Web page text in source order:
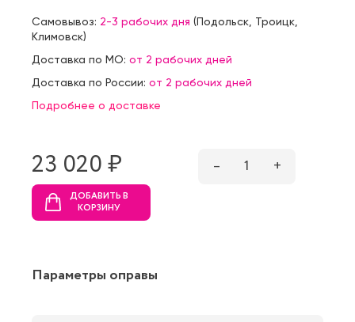
Самовывоз: 2-3 рабочих дня (Подольск Троицк
Климовск)
Доставка по МО: от 2 рабочих дней
Доставка по России: от 2 рабочих дней
Подробнее о доставке
23 020 ₷ – 1 +
ДОБАВИТЬ В
КОРЗИНУ
Параметры оправы